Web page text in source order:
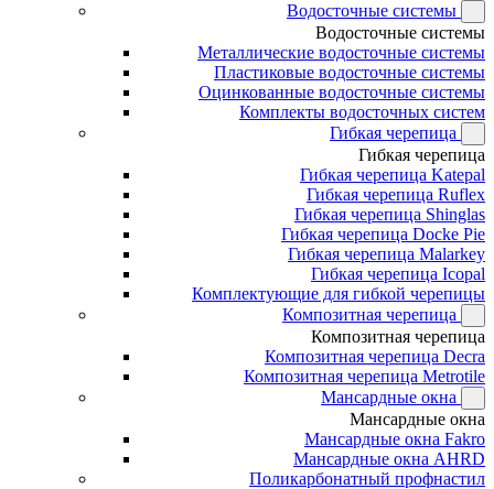
Водосточные системы
Водосточные системы
Металлические водосточные системы
Пластиковые водосточные системы
Оцинкованные водосточные системы
Комплекты водосточных систем
Гибкая черепица
Гибкая черепица
Гибкая черепица Katepal
Гибкая черепица Ruflex
Гибкая черепица Shinglas
Гибкая черепица Docke Pie
Гибкая черепица Malarkey
Гибкая черепица Icopal
Комплектующие для гибкой черепицы
Композитная черепица
Композитная черепица
Композитная черепица Decra
Композитная черепица Metrotile
Мансардные окна
Мансардные окна
Мансардные окна Fakro
Мансардные окна AHRD
Поликарбонатный профнастил